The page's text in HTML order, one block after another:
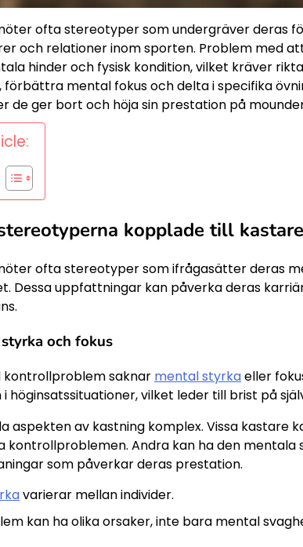
ofta stereotyper som undergräver deras
och relationer inom sporten. Problem med
hinder och fysisk kondition, vilket kräver
mental fokus och delta i specifika
de ger bort och höja sin prestation på
kopplade till
ofta stereotyper som ifrågasätter deras
Dessa uppfattningar kan påverka deras
och fokus
saknar mental styrkaeller
höginsatssituationer, vilket leder till brist på
aspekten av kastning komplex. Vissa kastare
kontrollproblemen. Andra kan ha den
som påverkar deras prestation.
varierar mellan individer.
kan ha olika orsaker, inte bara mental